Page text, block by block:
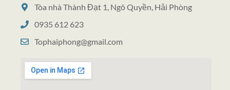
Tòa nhà Thành Đạt 1, Ngô Quyền, Hải Phòng
0935 612 623
Tophaiphong@gmail.com